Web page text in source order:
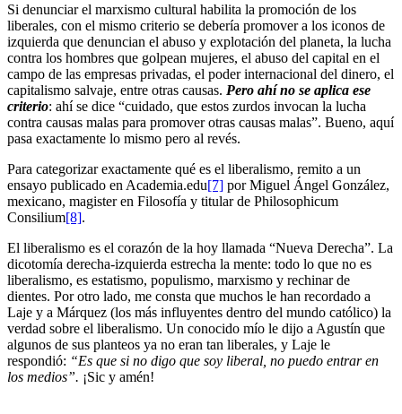
Si denunciar el marxismo cultural habilita la promoción de los
liberales, con el mismo criterio se debería promover a los iconos de
izquierda que denuncian el abuso y explotación del planeta, la lucha
contra los hombres que golpean mujeres, el abuso del capital en el
campo de las empresas privadas, el poder internacional del dinero, el
capitalismo salvaje, entre otras causas. Pero ahí no se aplica ese
criterio: ahí se dice “cuidado, que estos zurdos invocan la lucha
contra causas malas para promover otras causas malas”. Bueno, aquí
pasa exactamente lo mismo pero al revés.
Para categorizar exactamente qué es el liberalismo, remito a un
ensayo publicado en Academia.edu[7] por Miguel Ángel González,
mexicano, magister en Filosofía y titular de Philosophicum
Consilium[8].
El liberalismo es el corazón de la hoy llamada “Nueva Derecha”. La
dicotomía derecha-izquierda estrecha la mente: todo lo que no es
liberalismo, es estatismo, populismo, marxismo y rechinar de
dientes. Por otro lado, me consta que muchos le han recordado a
Laje y a Márquez (los más influyentes dentro del mundo católico) la
verdad sobre el liberalismo. Un conocido mío le dijo a Agustín que
algunos de sus planteos ya no eran tan liberales, y Laje le
respondió: “Es que si no digo que soy liberal, no puedo entrar en
los medios”. ¡Sic y amén!